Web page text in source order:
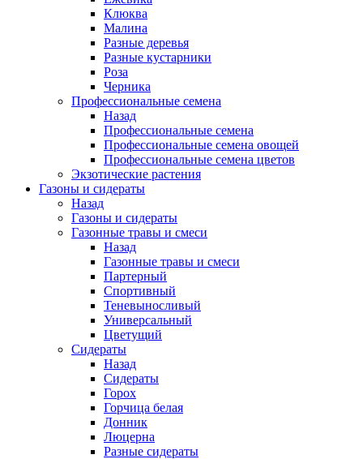
Клюква
Малина
Разные деревья
Разные кустарники
Роза
Черника
Профессиональные семена
Назад
Профессиональные семена
Профессиональные семена овощей
Профессиональные семена цветов
Экзотические растения
Газоны и сидераты
Назад
Газоны и сидераты
Газонные травы и смеси
Назад
Газонные травы и смеси
Партерный
Спортивный
Теневыносливый
Универсальный
Цветущий
Сидераты
Назад
Сидераты
Горох
Горчица белая
Донник
Люцерна
Разные сидераты